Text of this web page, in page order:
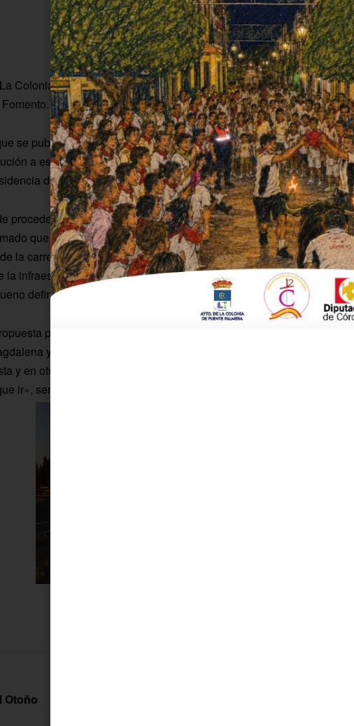
Colonia nos remite esta nota de prensa a raíz de la reunión
se publicara la nota de prensa donde Jesús María Díaz, portavoz de
a este cruce para evitar la inseguridad a la que se enfrentaba
de Mayores.
proceder a dar la solución y el tipo de construcción que habría que
que el cruce “depende de la voluntad del Ayuntamiento”, pues
la carretera, ha dado el visto bueno a plantear una solución. “Nos ha
la infraestructura necesaria y a
definitivo”, afirmaba Rafael Martínez.
puesto que es una prioridad” perseveraba Martínez. El cruce
y al Cementerio. Por tanto, el Grupo Municipal de Jóvenes por
y en otras iniciativas que puedan mejorar la Colonia de Fuente
ir», sentencia el viceportavoz.
Otoño